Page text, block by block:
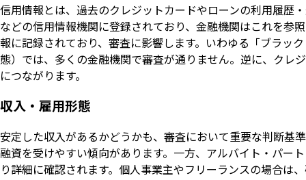
信用情報とは、過去のクレジットカードやローンの利用履歴
などの信用情報機関に登録されており、金融機関はこれを参
報に記録されており、審査に影響します。いわゆる「ブラッ
態）では、多くの金融機関で審査が通りません。逆に、クレ
につながります。
収入・雇用形態
安定した収入があるかどうかも、審査において重要な判断基
融資を受けやすい傾向があります。一方、アルバイト・パー
り詳細に確認されます。個人事業主やフリーランスの場合は